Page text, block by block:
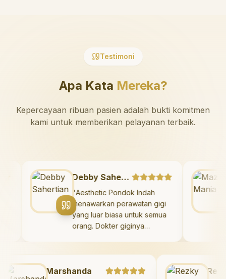
Testimoni
Apa Kata Mereka?
Kepercayaan ribuan pasien adalah bukti komitmen
kami untuk memberikan pelayanan terbaik.
Debby Sahertian
"Aesthetic Pondok Indah
menawarkan perawatan gigi
yang luar biasa untuk semua
orang. Dokter giginya
mengedukasi pasien tentang
kesehatan gigi dan mulut
Marshanda Rezky